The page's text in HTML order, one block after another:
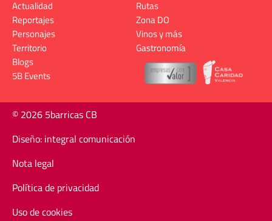
Actualidad
Reportajes
Personajes
Territorio
Rutas
Zona DO
Vinos y más
Gastronomía
Blogs
5B Events
© 2026 5barricas CB
Diseño: integral comunicación
Nota legal
Política de privacidad
Uso de cookies